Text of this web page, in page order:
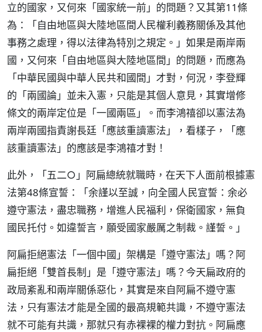
立的國家，又何來「國家統一前」的問題？又其第11條
為：「自由地區與大陸地區間人民權利義務關係及其他
事務之處理，得以法律為特別之規定。」如果是兩岸兩
國，又何來「自由地區與大陸地區間」的問題，而應為
「中華民國與中華人民共和國間」才對，何況，李登輝
的「兩國論」並未入憲，只能是其個人意見，其實增修
條文的兩岸定位是「一國兩區」。而李鴻禧卻以憲法為
兩岸兩國指責謝長廷「應該重讀憲法」，看樣子，「應
該重讀憲法」的應該是李鴻禧才對！
此外，「五二○」阿扁總統就職時，在天下人面前根據憲
法第48條宣誓：「余謹以至誠，向全國人民宣誓：余必
遵守憲法，盡忠職務，增進人民福利，保衛國家，無負
國民托付。如違誓言，願受國家嚴厲之制裁。謹誓。」
阿扁拒絕憲法「一個中國」架構是「遵守憲法」嗎？阿
扁拒絕「雙首長制」是「遵守憲法」嗎？今天扁政府的
政局紊亂和兩岸關係惡化，其實是來自阿扁不遵守憲
法，只有憲法才能是全國的最高規範共識，不遵守憲法
就不可能有共識，那就只有赤裸裸的權力對抗。阿扁應